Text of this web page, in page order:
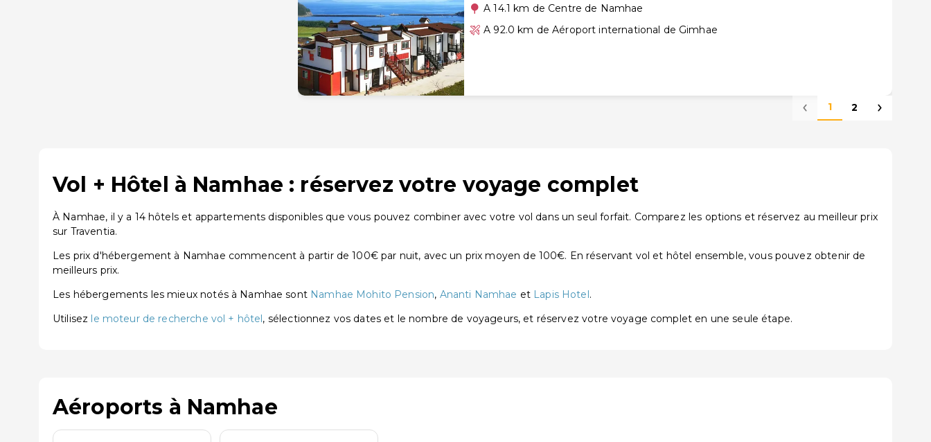
A 14.1 km de Centre de Namhae
A 92.0 km de Aéroport international de Gimhae
1 2
Vol + Hôtel à Namhae : réservez votre voyage complet
À Namhae, il y a 14 hôtels et appartements disponibles que vous pouvez combiner avec votre vol dans un seul forfait. Comparez les options et réservez au meilleur prix
sur Traventia.
Les prix d'hébergement à Namhae commencent à partir de 100€ par nuit, avec un prix moyen de 100€. En réservant vol et hôtel ensemble, vous pouvez obtenir de
meilleurs prix.
Les hébergements les mieux notés à Namhae sont Namhae Mohito Pension, Ananti Namhae et Lapis Hotel.
Utilisez le moteur de recherche vol + hôtel, sélectionnez vos dates et le nombre de voyageurs, et réservez votre voyage complet en une seule étape.
Aéroports à Namhae